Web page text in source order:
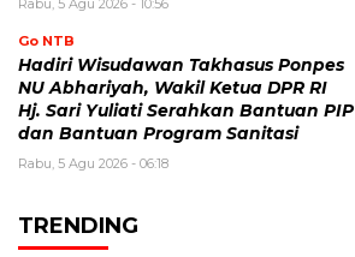
Rabu, 5 Agu 2026 - 10:56
Go NTB
Hadiri Wisudawan Takhasus Ponpes
NU Abhariyah, Wakil Ketua DPR RI
Hj. Sari Yuliati Serahkan Bantuan PIP
dan Bantuan Program Sanitasi
Rabu, 5 Agu 2026 - 06:18
TRENDING